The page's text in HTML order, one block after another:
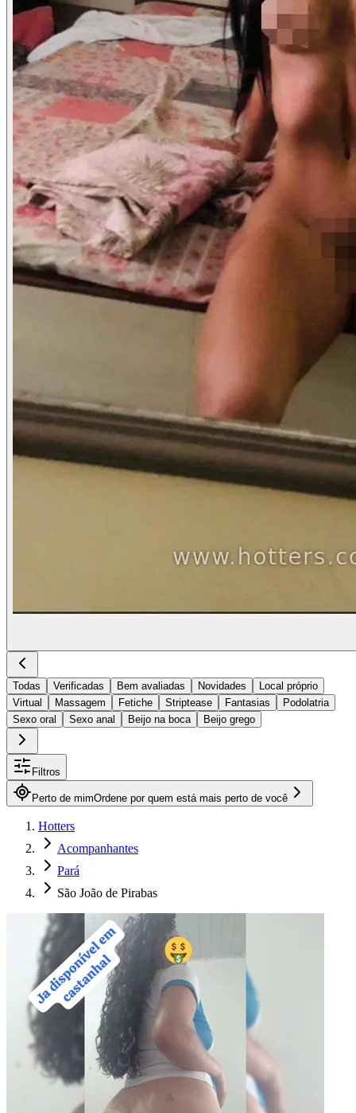
Todas Verificadas Bem avaliadas Novidades
Local próprio
Virtual
Massagem Fetiche Striptease Fantasias
Podolatria
Sexo oral
Sexo anal Beijo na boca Beijo grego
Filtros
Perto de mimOrdene por quem está mais perto de você
Hotters
Acompanhantes
Pará
São João de Pirabas